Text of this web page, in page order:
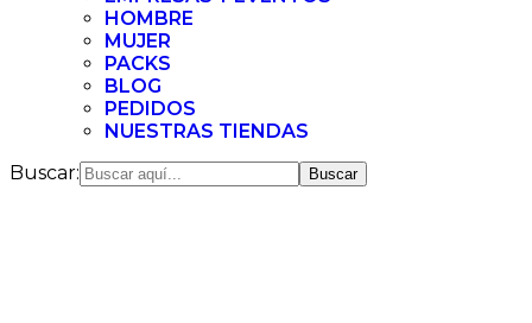
HOMBRE
MUJER
PACKS
BLOG
PEDIDOS
NUESTRAS TIENDAS
Buscar: